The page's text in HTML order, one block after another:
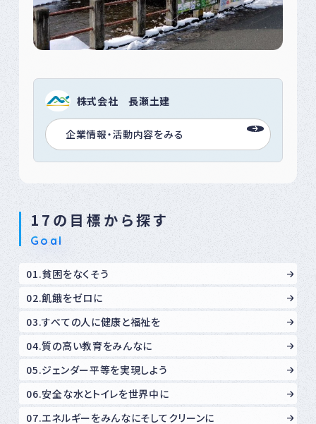
17の目標から探す
Goal
01.貧困をなくそう
02.飢餓をゼロに
03.すべての人に健康と福祉を
04.質の高い教育をみんなに
05.ジェンダー平等を実現しよう
06.安全な水とトイレを世界中に
07.エネルギーをみんなにそしてクリーンに
株式会社 長瀬土建
企業情報・活動内容をみる